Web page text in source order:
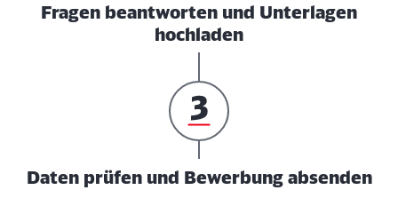
Fragen beantworten und Unterlagen
hochladen
Daten prüfen und Bewerbung absenden